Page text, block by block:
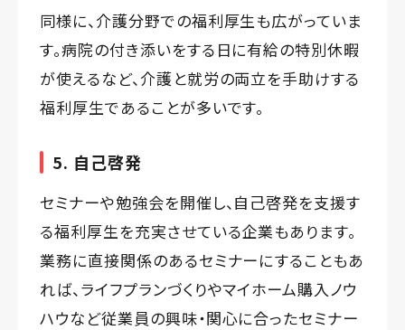
同様に、介護分野での福利厚生も広がっていま
す。病院の付き添いをする日に有給の特別休暇
が使えるなど、介護と就労の両立を手助けする
福利厚生であることが多いです。
5. 自己啓発
セミナーや勉強会を開催し、自己啓発を支援す
る福利厚生を充実させている企業もあります。
業務に直接関係のあるセミナーにすることもあ
れば、ライフプランづくりやマイホーム購入ノウ
ハウなど従業員の興味・関心に合ったセミナー